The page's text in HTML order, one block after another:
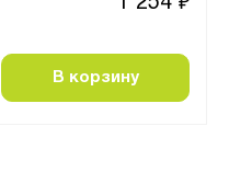
₽
В корзину